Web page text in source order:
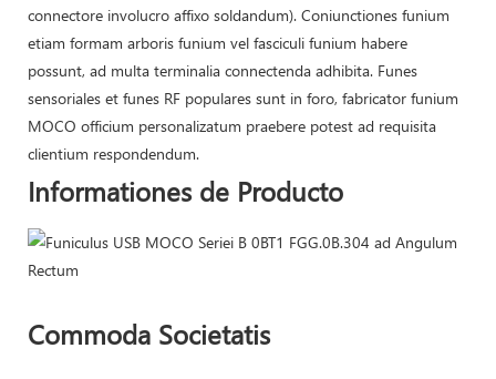
connectore involucro affixo soldandum). Coniunctiones funium
etiam formam arboris funium vel fasciculi funium habere
possunt, ad multa terminalia connectenda adhibita. Funes
sensoriales et funes RF populares sunt in foro, fabricator funium
MOCO officium personalizatum praebere potest ad requisita
clientium respondendum.
Informationes de Producto
Commoda Societatis